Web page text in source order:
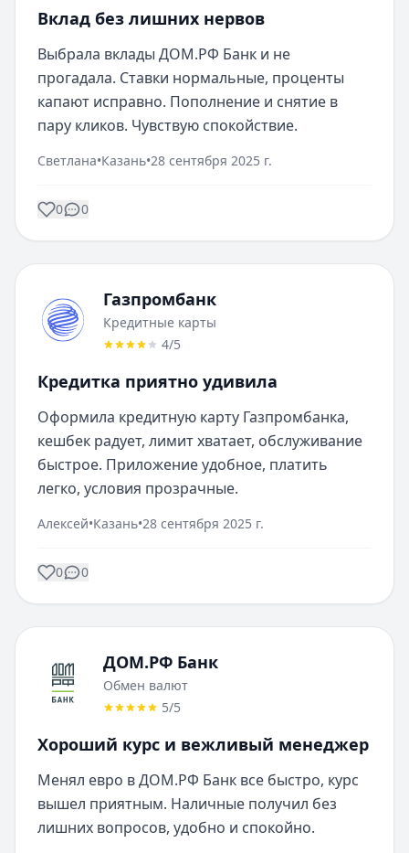
Вклад без лишних нервов
Выбрала вклады ДОМ.РФ Банк и не
прогадала. Ставки нормальные, проценты
капают исправно. Пополнение и снятие в
пару кликов. Чувствую спокойствие.
Светлана•Казань•28 сентября 2025 г.
0 0
Газпромбанк
Кредитные карты
4/5
Кредитка приятно удивила
Оформила кредитную карту Газпромбанка,
кешбек радует, лимит хватает, обслуживание
быстрое. Приложение удобное, платить
легко, условия прозрачные.
Алексей•Казань•28 сентября 2025 г.
0 0
ДОМ.РФ Банк
Обмен валют
5/5
Хороший курс и вежливый менеджер
Менял евро в ДОМ.РФ Банк все быстро, курс
вышел приятным. Наличные получил без
лишних вопросов, удобно и спокойно.